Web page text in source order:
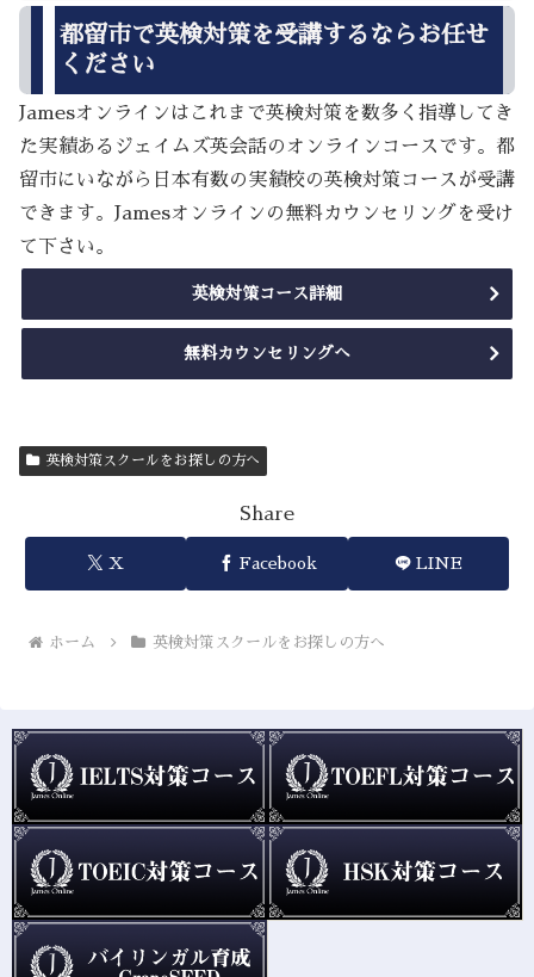
都留市で英検対策を受講するならお任せ
ください
Jamesオンラインはこれまで英検対策を数多く指導してき
た実績あるジェイムズ英会話のオンラインコースです。都
留市にいながら日本有数の実績校の英検対策コースが受講
できます。Jamesオンラインの無料カウンセリングを受け
て下さい。
英検対策コース詳細
無料カウンセリングへ
英検対策スクールをお探しの方へ
Share
X Facebook LINE
ホーム 英検対策スクールをお探しの方へ